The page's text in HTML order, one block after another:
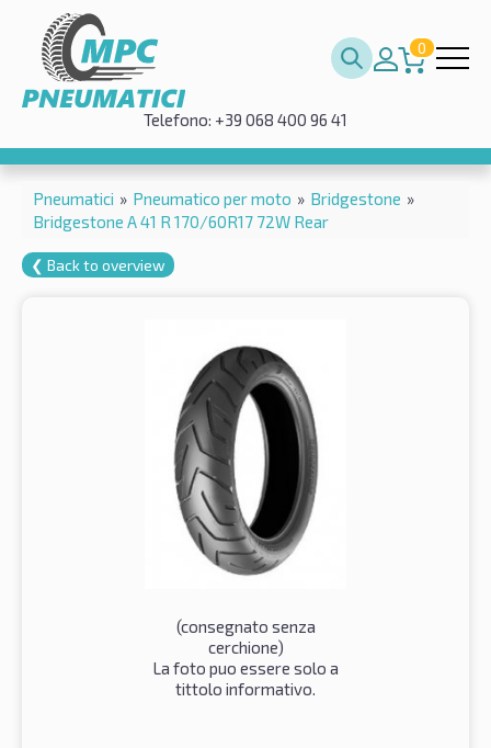
0
Telefono: +39 068 400 96 41
Pneumatici » Pneumatico per moto » Bridgestone »
Bridgestone A 41 R 170/60R17 72W Rear
❮ Back to overview
(consegnato senza
cerchione)
La foto puo essere solo a
tittolo informativo.